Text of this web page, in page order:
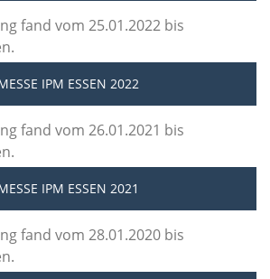
fand vom 25.01.2022 bis
IPM ESSEN 2022
fand vom 26.01.2021 bis
IPM ESSEN 2021
fand vom 28.01.2020 bis